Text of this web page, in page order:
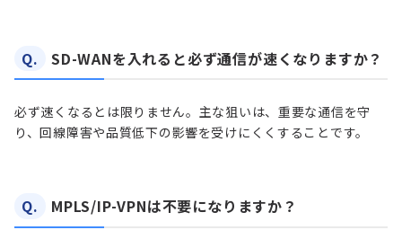
Q. SD-WANを入れると必ず通信が速くなりますか？
必ず速くなるとは限りません。主な狙いは、重要な通信を守
り、回線障害や品質低下の影響を受けにくくすることです。
Q. MPLS/IP-VPNは不要になりますか？